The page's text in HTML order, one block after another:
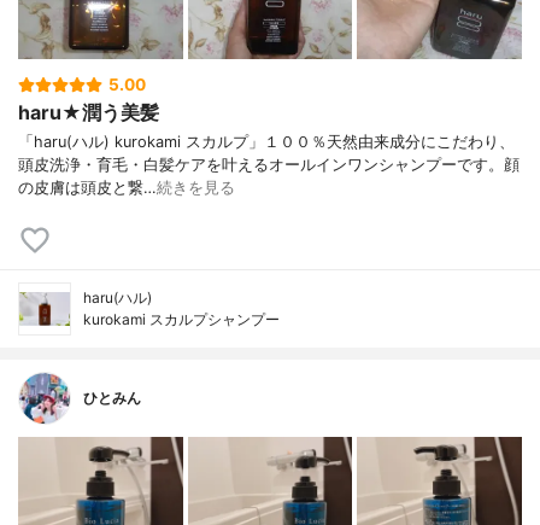
5.00
haru★潤う美髪
「haru(ハル) kurokami スカルプ」１００％天然由来成分にこだわり、
頭皮洗浄・育毛・白髪ケアを叶えるオールインワンシャンプーです。顔
の皮膚は頭皮と繋…続きを見る
haru(ハル)
kurokami スカルプシャンプー
ひとみん